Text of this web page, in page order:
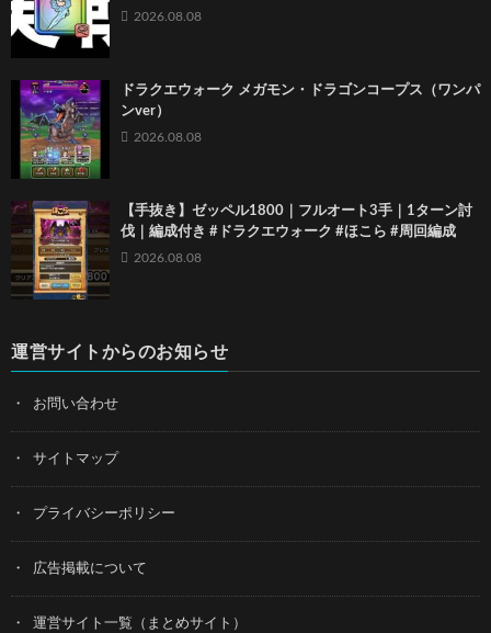
2026.08.08
ドラクエウォーク メガモン・ドラゴンコープス（ワンパ
ンver）
2026.08.08
【手抜き】ゼッペル1800｜フルオート3手｜1ターン討
伐｜編成付き #ドラクエウォーク #ほこら #周回編成
2026.08.08
運営サイトからのお知らせ
お問い合わせ
サイトマップ
プライバシーポリシー
広告掲載について
運営サイト一覧（まとめサイト）